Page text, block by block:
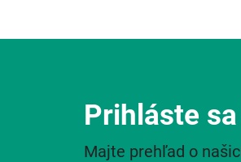
Prihláste
Majte prehľad o